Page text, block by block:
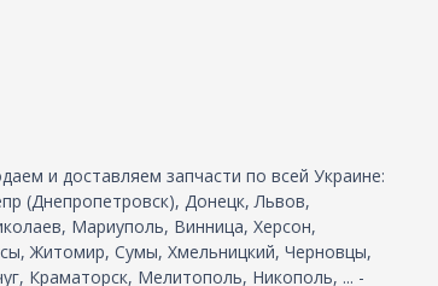
и доставляем запчасти по всей Украине:
(Днепропетровск), Донецк, Львов,
Мариуполь, Винница, Херсон,
Житомир, Сумы, Хмельницкий, Черновцы,
Краматорск, Мелитополь, Никополь, ... -